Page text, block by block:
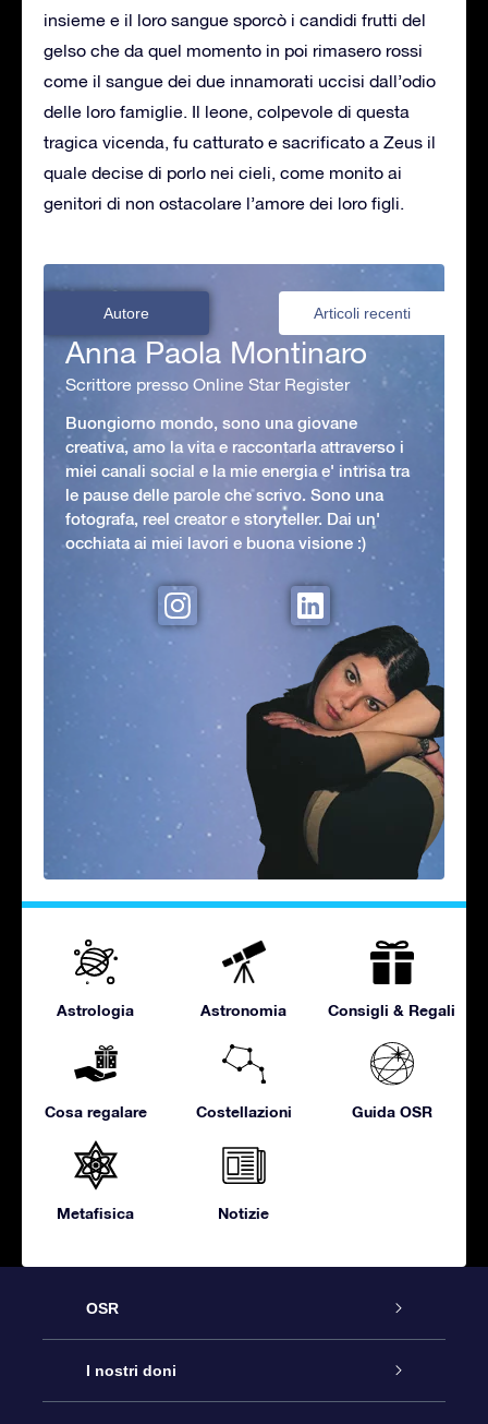
insieme e il loro sangue sporcò i candidi frutti del
gelso che da quel momento in poi rimasero rossi
come il sangue dei due innamorati uccisi dall’odio
delle loro famiglie. Il leone, colpevole di questa
tragica vicenda, fu catturato e sacrificato a Zeus il
quale decise di porlo nei cieli, come monito ai
genitori di non ostacolare l’amore dei loro figli.
Autore Articoli recenti
Anna Paola Montinaro
Scrittore presso Online Star Register
Buongiorno mondo, sono una giovane
creativa, amo la vita e raccontarla attraverso i
miei canali social e la mie energia e' intrisa tra
le pause delle parole che scrivo. Sono una
fotografa, reel creator e storyteller. Dai un'
occhiata ai miei lavori e buona visione :)
Astrologia Astronomia Consigli & Regali
Cosa regalare Costellazioni Guida OSR
Metafisica Notizie
OSR
Assistenza
I nostri doni